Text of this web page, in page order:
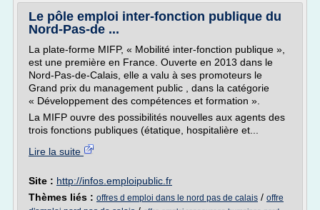
Le pôle emploi inter-fonction publique du
Nord-Pas-de ...
La plate-forme MIFP, « Mobilité inter-fonction publique »,
est une première en France. Ouverte en 2013 dans le
Nord-Pas-de-Calais, elle a valu à ses promoteurs le
Grand prix du management public , dans la catégorie
« Développement des compétences et formation ».
La MIFP ouvre des possibilités nouvelles aux agents des
trois fonctions publiques (étatique, hospitalière et...
Lire la suite
Site : http://infos.emploipublic.fr
Thèmes liés : offres d emploi dans le nord pas de calais / offre